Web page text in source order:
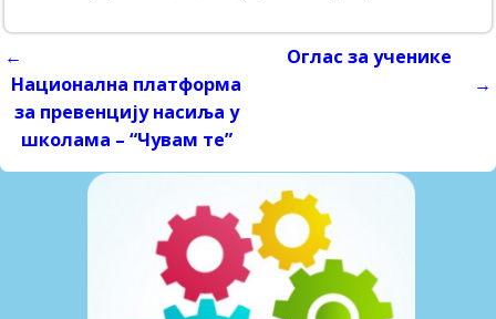
Post navigation
←
Национална платформа
за превенцију насиља у
школама – “Чувам те”
Оглас за ученике
→